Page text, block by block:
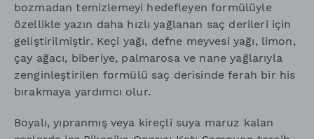
bozmadan temizlemeyi hedefleyen formülüyle
özellikle yazın daha hızlı yağlanan saç derileri için
geliştirilmiştir. Keçi yağı, defne meyvesi yağı, limon,
çay ağacı, biberiye, palmarosa ve nane yağlarıyla
zenginleştirilen formülü saç derisinde ferah bir his
bırakmaya yardımcı olur.
Boyalı, yıpranmış veya kireçli suya maruz kalan